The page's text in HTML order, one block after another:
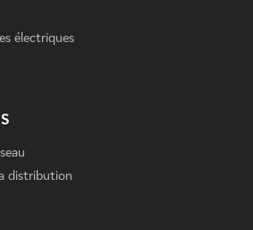
électriques
distribution